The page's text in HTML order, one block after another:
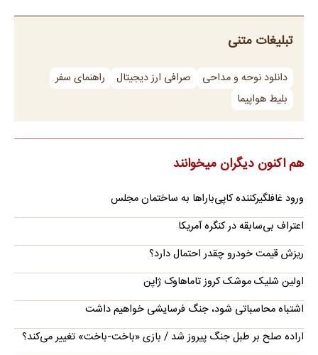
تبلیغات متنی
دانلود نوحه و مداحی صرافی ارز دیجیتال
راهنمای سفر
بلیط هواپیما
هم اکنون دیگران میخوانند
ورود غافلگیرکننده کاپی‌باراها به ساختمان مجلس
اعتراف بی‌سابقه در کنگره آمریکا
ریزش قیمت خودرو چقدر احتمال دارد؟
اولین شلیک موشک کروز تاماهاوک ژاپن
اشتباه محاسباتی شود، جنگ فرسایشی خواهیم داشت
اراده صلح بر طبل جنگ پیروز شد / بازی «باخت-باخت» تغییر می‌کند؟